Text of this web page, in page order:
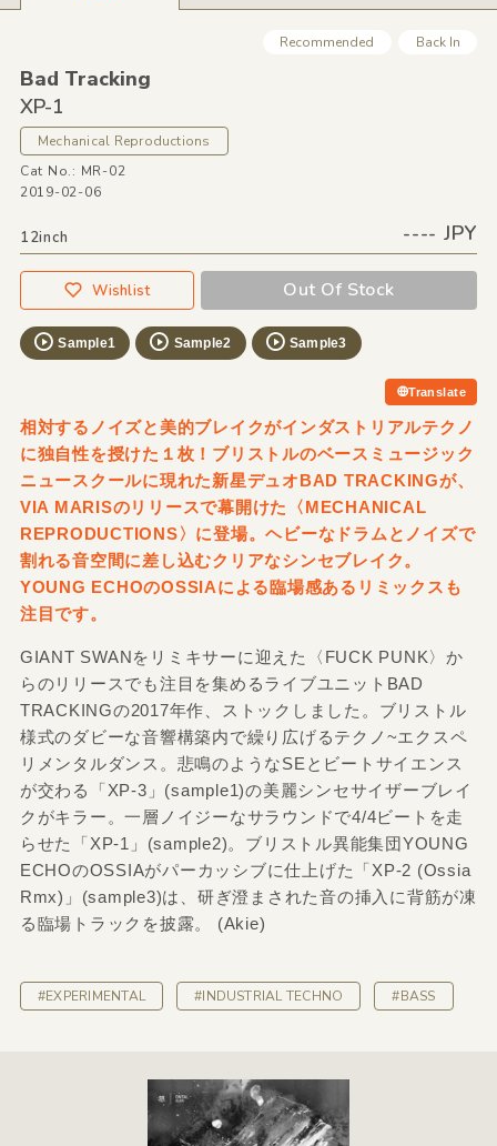
Recommended Back In
Bad Tracking
XP-1
Mechanical Reproductions
Cat No.: MR-02
2019-02-06
12inch ---- JPY
Wishlist Out Of Stock
Sample1 Sample2 Sample3
Translate
相対するノイズと美的ブレイクがインダストリアルテクノ
に独自性を授けた１枚！ブリストルのベースミュージック
ニュースクールに現れた新星デュオBAD TRACKINGが、
VIA MARISのリリースで幕開けた〈MECHANICAL
REPRODUCTIONS〉に登場。ヘビーなドラムとノイズで
割れる音空間に差し込むクリアなシンセブレイク。
YOUNG ECHOのOSSIAによる臨場感あるリミックスも
注目です。
GIANT SWANをリミキサーに迎えた〈FUCK PUNK〉か
らのリリースでも注目を集めるライブユニットBAD
TRACKINGの2017年作、ストックしました。ブリストル
様式のダビーな音響構築内で繰り広げるテクノ~エクスペ
リメンタルダンス。悲鳴のようなSEとビートサイエンス
が交わる「XP-3」(sample1)の美麗シンセサイザーブレイ
クがキラー。一層ノイジーなサラウンドで4/4ビートを走
らせた「XP-1」(sample2)。ブリストル異能集団YOUNG
ECHOのOSSIAがパーカッシブに仕上げた「XP-2 (Ossia
Rmx)」(sample3)は、研ぎ澄まされた音の挿入に背筋が凍
る臨場トラックを披露。 (Akie)
#EXPERIMENTAL #INDUSTRIAL TECHNO #BASS